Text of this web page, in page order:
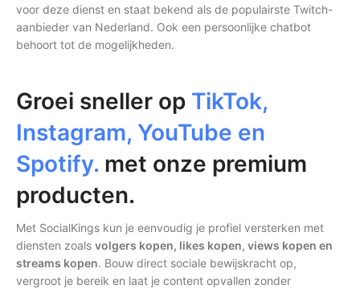
voor deze dienst en staat bekend als de populairste Twitch-
aanbieder van Nederland. Ook een persoonlijke chatbot
behoort tot de mogelijkheden.
Groei sneller op TikTok,
Instagram, YouTube en
Spotify. met onze premium
producten.
Met SocialKings kun je eenvoudig je profiel versterken met
diensten zoals volgers kopen, likes kopen, views kopen en
streams kopen. Bouw direct sociale bewijskracht op,
vergroot je bereik en laat je content opvallen zonder